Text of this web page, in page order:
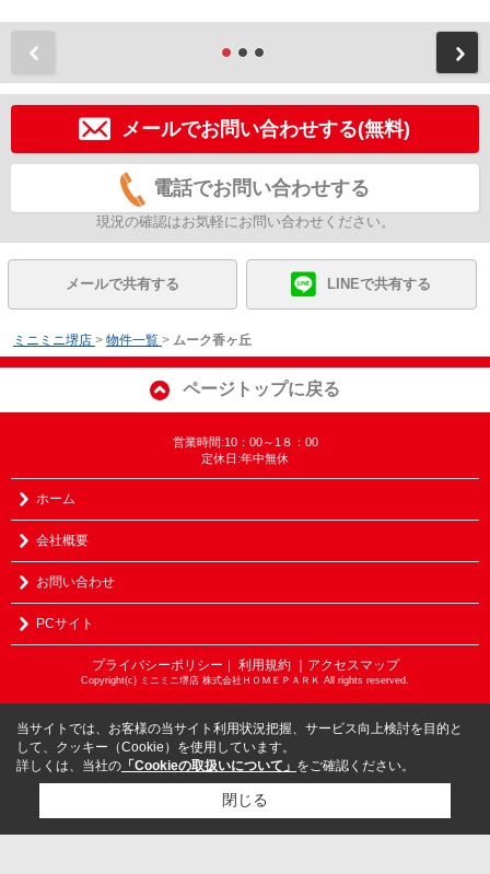
メールでお問い合わせする(無料)
電話でお問い合わせする
現況の確認はお気軽にお問い合わせください。
メールで共有する LINEで共有する
ミニミニ堺店 > 物件一覧 > ムーク香ヶ丘
ページトップに戻る
営業時間:10：00～1８：00
定休日:年中無休
ホーム
会社概要
お問い合わせ
PCサイト
プライバシーポリシー 利用規約 ｜アクセスマップ
Copyright(c) ミニミニ堺店 株式会社ＨＯＭＥＰＡＲＫ All rights reserved.
当サイトでは、お客様の当サイト利用状況把握、サービス向上検討を目的と
して、クッキー（Cookie）を使用しています。
詳しくは、当社の 「Cookieの取扱いについて」 をご確認ください。
閉じる